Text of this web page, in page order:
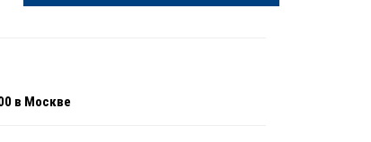
в Москве